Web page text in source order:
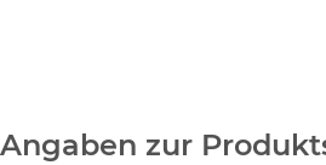
Angaben zur